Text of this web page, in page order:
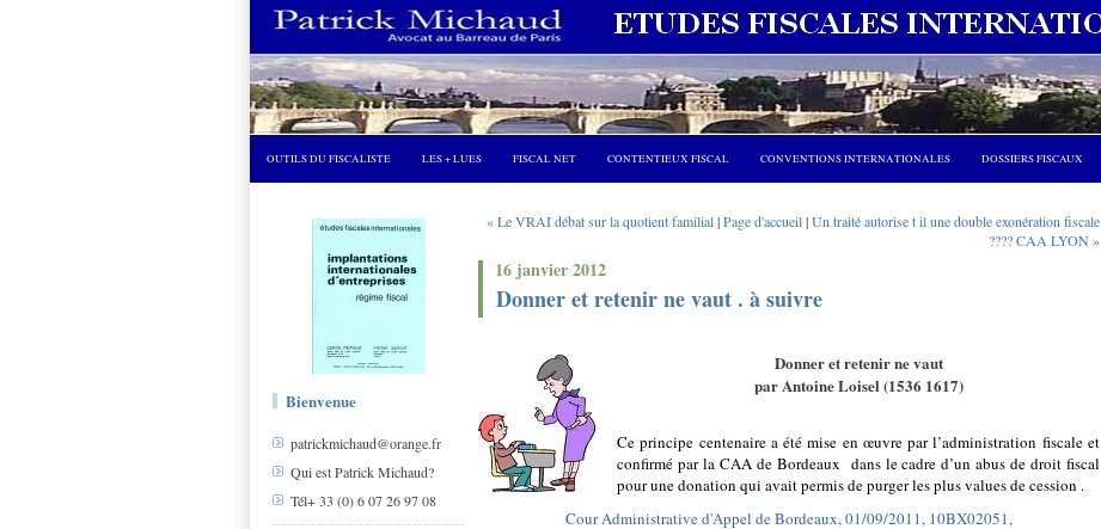
OUTILS DU FISCALISTE LES + LUES FISCAL NET CONTENTIEUX FISCAL CONVENTIONS INTERNATIONALES DOSSIERS FISCAUX
Bienvenue
patrickmichaud@orange.fr
Qui est Patrick Michaud?
Tél+ 33 (0) 6 07 26 97 08
« Le VRAI débat sur la quotient familial|Page d'accueil|Un traité autorise t il une double exonération fiscale
???? CAA LYON »
16 janvier 2012
Donner et retenir ne vaut . à suivre
Donner et retenir ne vaut
par Antoine Loisel (1536 1617)
Ce principe centenaire a été mise en œuvre par l’administration fiscale et
confirmé par la CAA de Bordeaux dans le cadre d’un abus de droit fiscal
pour une donation qui avait permis de purger les plus values de cession .
Cour Administrative d'Appel de Bordeaux, 01/09/2011, 10BX02051,